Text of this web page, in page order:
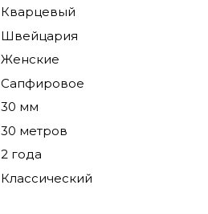
Кварцевый
Швейцария
Женские
Сапфировое
30 мм
30 метров
2 года
Классический